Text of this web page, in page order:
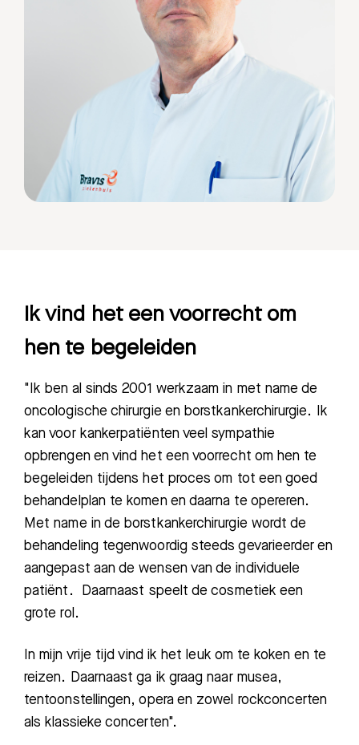
Ik vind het een voorrecht om
hen te begeleiden
"Ik ben al sinds 2001 werkzaam in met name de
oncologische chirurgie en borstkankerchirurgie. Ik
kan voor kankerpatiënten veel sympathie
opbrengen en vind het een voorrecht om hen te
begeleiden tijdens het proces om tot een goed
behandelplan te komen en daarna te opereren.
Met name in de borstkankerchirurgie wordt de
behandeling tegenwoordig steeds gevarieerder en
aangepast aan de wensen van de individuele
patiënt. Daarnaast speelt de cosmetiek een
grote rol.
In mijn vrije tijd vind ik het leuk om te koken en te
reizen. Daarnaast ga ik graag naar musea,
tentoonstellingen, opera en zowel rockconcerten
als klassieke concerten".